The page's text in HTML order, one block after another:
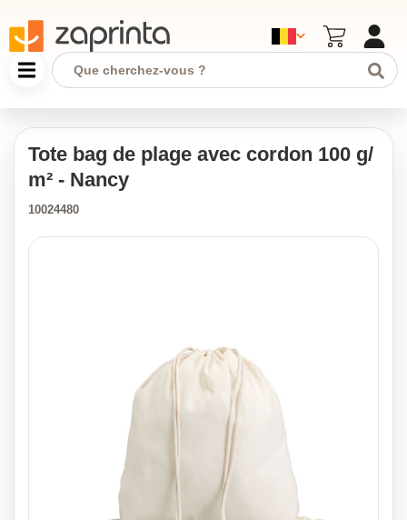
Tote bag de plage avec cordon 100 g/
m² - Nancy
10024480